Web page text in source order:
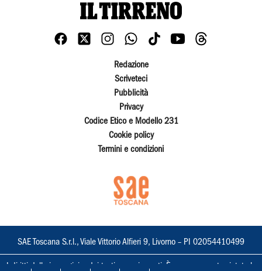
Redazione
Scriveteci
Pubblicità
Privacy
Codice Etico e Modello 231
Cookie policy
Termini e condizioni
SAE Toscana S.r.l., Viale Vittorio Alfieri 9, Livorno – PI 02054410499
I diritti delle immagini e dei testi sono riservati. È espressamente vietata la